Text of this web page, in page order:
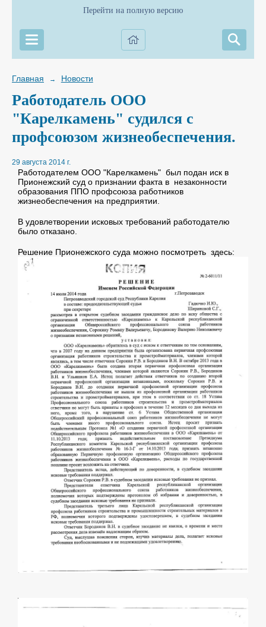
Перейти на полную версию
Главная → Новости
Работодатель ООО
"Карелкамень" судился с
профсоюзом жизнеобеспечения.
29 августа 2014 г.
Работодателем ООО "Карелкамень" был подан иск в
Прионежский суд о признании факта в незаконности
образования ППО профсоюза работников
жизнеобеспечения на предприятии.
В удовлетворении исковых требований работодателю
было отказано.
Решение Прионежского суда можно посмотреть здесь: